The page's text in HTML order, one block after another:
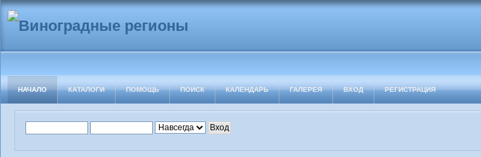
НАЧАЛО КАТАЛОГИ ПОМОЩЬ ПОИСК КАЛЕНДАРЬ ГАЛЕРЕЯ ВХОД РЕГИСТРАЦИЯ